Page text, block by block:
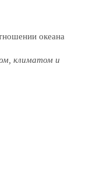
океана
климатом и